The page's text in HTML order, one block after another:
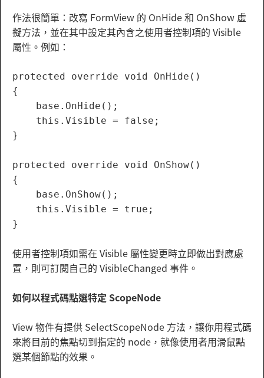
作法很簡單：改寫 FormView 的 OnHide 和 OnShow 虛
擬方法，並在其中設定其內含之使用者控制項的 Visible
屬性。例如：
protected override void OnHide()
{
    base.OnHide();
    this.Visible = false;
}
protected override void OnShow()
{
    base.OnShow();
    this.Visible = true;
使用者控制項如需在 Visible 屬性變更時立即做出對應處
置，則可訂閱自己的 VisibleChanged 事件。
如何以程式碼點選特定 ScopeNode
View 物件有提供 SelectScopeNode 方法，讓你用程式碼
來將目前的焦點切到指定的 node，就像使用者用滑鼠點
選某個節點的效果。